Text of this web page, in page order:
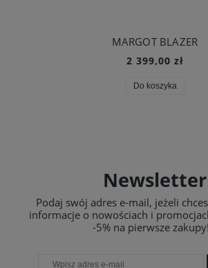
MARGOT BLAZER
2 399,00 zł
Do koszyka
Newsletter
Podaj swój adres e-mail, jeżeli
informacje o nowościach i
-5% na pierwsze